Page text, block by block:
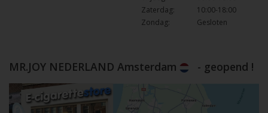
Zaterdag:
10:00-18:00
Zondag:
Gesloten
MR.JOY NEDERLAND Amsterdam - geopend !